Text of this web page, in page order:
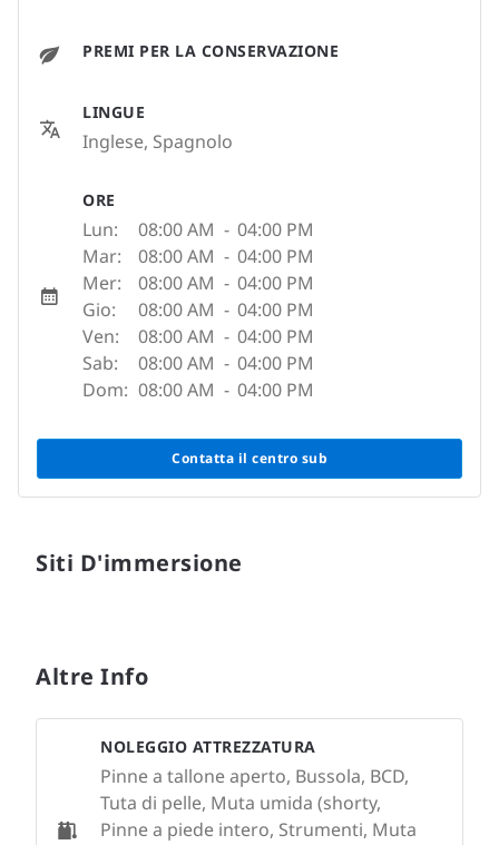
PREMI PER LA CONSERVAZIONE
LINGUE
Inglese, Spagnolo
ORE
Lun: 08:00 AM - 04:00 PM
Mar:
08:00 AM - 04:00 PM
Mer:
08:00 AM - 04:00 PM
Gio:
08:00 AM - 04:00 PM
Ven:
08:00 AM - 04:00 PM
Sab:
08:00 AM - 04:00 PM
Dom: 08:00 AM - 04:00 PM
Contatta il centro sub
Siti D'immersione
Altre Info
NOLEGGIO ATTREZZATURA
Pinne a tallone aperto, Bussola, BCD,
Tuta di pelle, Muta umida (shorty,
Pinne a piede intero, Strumenti, Muta